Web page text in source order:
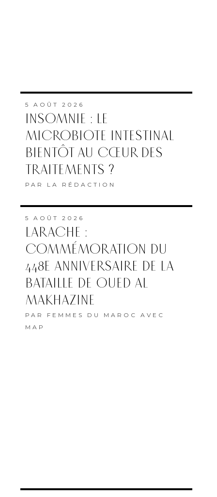
5 AOÛT 2026
INSOMNIE : LE
MICROBIOTE INTESTINAL
BIENTÔT AU CŒUR DES
TRAITEMENTS ?
PAR LA RÉDACTION
5 AOÛT 2026
LARACHE :
COMMÉMORATION DU
448E ANNIVERSAIRE DE LA
BATAILLE DE OUED AL
MAKHAZINE
PAR FEMMES DU MAROC AVEC
MAP